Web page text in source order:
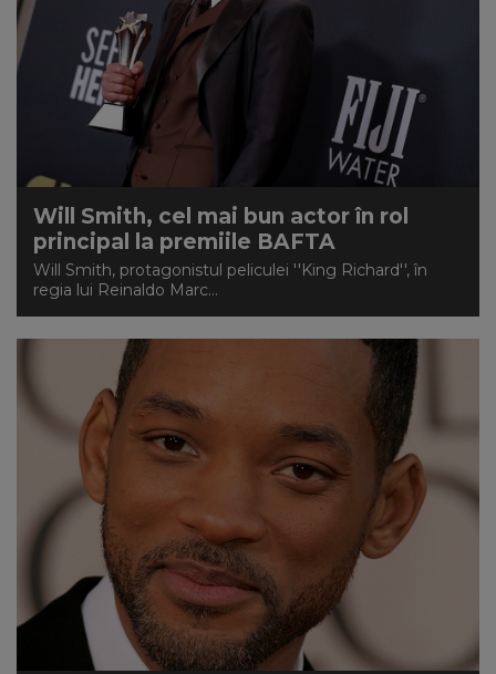
Will Smith, cel mai bun actor în rol
principal la premiile BAFTA
Will Smith, protagonistul peliculei ''King Richard'', în
regia lui Reinaldo Marc...